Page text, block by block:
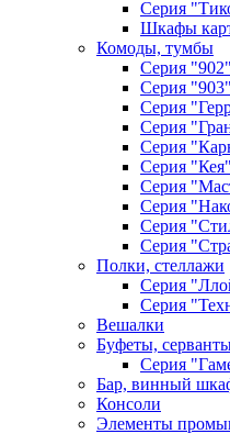
Серия
Шкафы
Комоды, тумбы
Серия "902"
Серия "903"
Серия
Серия
Серия
Серия "Кея"
Серия
Серия
Серия
Серия
Полки, стеллажи
Серия
Серия
Вешалки
Буфеты,
Серия
Бар, винный
Консоли
Элементы